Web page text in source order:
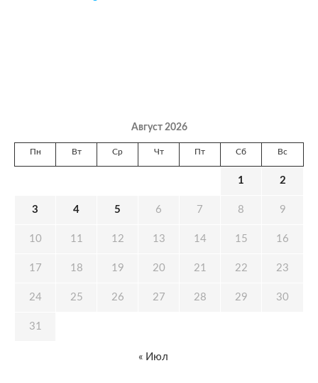
Август 2026
Пн Вт Ср Чт Пт Сб Вс
1 2
3 4 5 6 7 8 9
10 11 12 13 14 15 16
17 18 19 20 21 22 23
24 25 26 27 28 29 30
31
« Июл